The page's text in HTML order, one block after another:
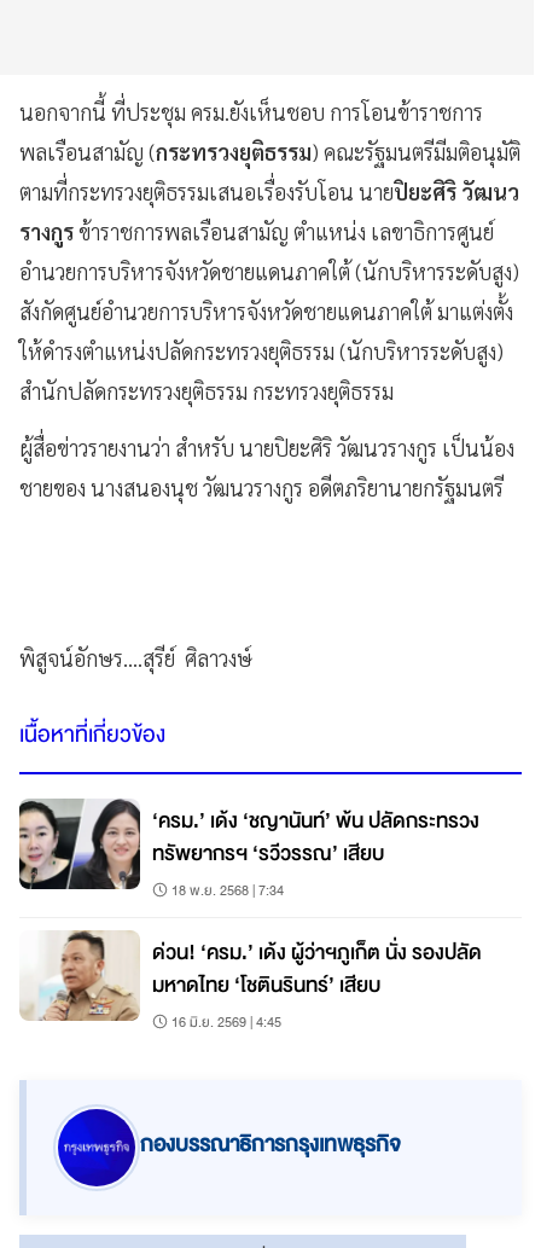
นอกจากนี้ ที่ประชุม ครม.ยังเห็นชอบ การโอนข้าราชการ
พลเรือนสามัญ (กระทรวงยุติธรรม) คณะรัฐมนตรีมีมติอนุมัติ
ตามที่กระทรวงยุติธรรมเสนอเรื่องรับโอน นายปิยะศิริ วัฒนว
รางกูรข้าราชการพลเรือนสามัญ ตำแหน่ง เลขาธิการศูนย์
อำนวยการบริหารจังหวัดชายแดนภาคใต้ (นักบริหารระดับสูง)
สังกัดศูนย์อำนวยการบริหารจังหวัดชายแดนภาคใต้ มาแต่งตั้ง
ให้ดำรงตำแหน่งปลัดกระทรวงยุติธรรม (นักบริหารระดับสูง)
สำนักปลัดกระทรวงยุติธรรม กระทรวงยุติธรรม
ผู้สื่อข่าวรายงานว่า สำหรับ นายปิยะศิริ วัฒนวรางกูร เป็นน้อง
ชายของ นางสนองนุช​ วัฒนวรางกูร​ อดีตภริยานายกรัฐมนตรี
พิสูจน์อักษร....สุรีย์ ศิลาวงษ์
เนื้อหาที่เกี่ยวข้อง
‘ครม.’ เด้ง ‘ชญานันท์’ พ้น ปลัดกระทรวง
ทรัพยากรฯ ‘รวีวรรณ’ เสียบ
18 พ.ย. 2568 | 7:34
ด่วน! ‘ครม.’ เด้ง ผู้ว่าฯภูเก็ต นั่ง รองปลัด
มหาดไทย ‘โชตินรินทร์’ เสียบ
16 มิ.ย. 2569 | 4:45
กองบรรณาธิการกรุงเทพธุรกิจ